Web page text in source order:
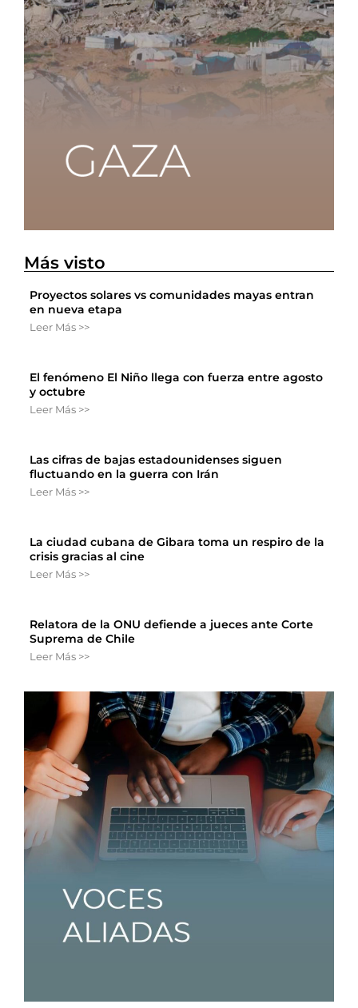
Más visto
Proyectos solares vs comunidades mayas entran
en nueva etapa
Leer Más >>
El fenómeno El Niño llega con fuerza entre agosto
y octubre
Leer Más >>
Las cifras de bajas estadounidenses siguen
fluctuando en la guerra con Irán
Leer Más >>
La ciudad cubana de Gibara toma un respiro de la
crisis gracias al cine
Leer Más >>
Relatora de la ONU defiende a jueces ante Corte
Suprema de Chile
Leer Más >>